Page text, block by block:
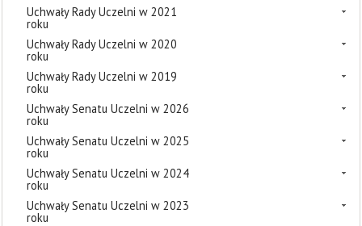
Uchwały Rady Uczelni w 2021
roku
Uchwały Rady Uczelni w 2020
roku
Uchwały Rady Uczelni w 2019
roku
Uchwały Senatu Uczelni w 2026
roku
Uchwały Senatu Uczelni w 2025
roku
Uchwały Senatu Uczelni w 2024
roku
Uchwały Senatu Uczelni w 2023
roku